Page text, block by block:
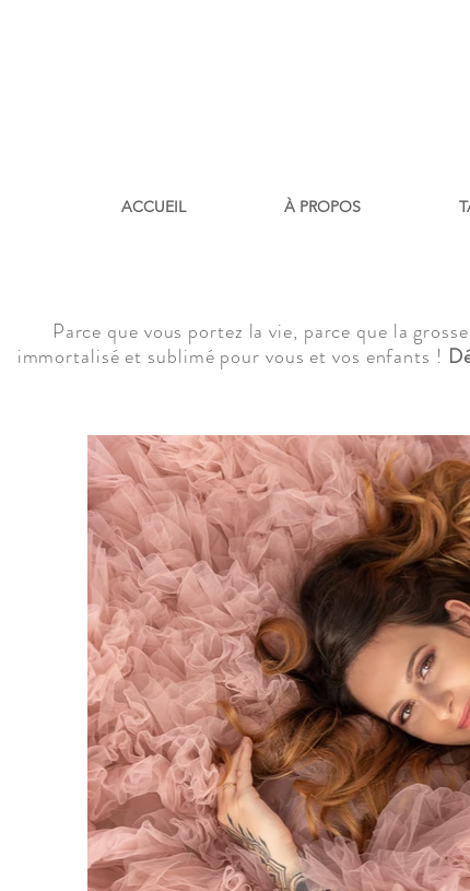
ACCUEIL À PROPOS
Parce que vous portez la vie, parce que la
immortalisé et sublimé pour vous et vos enfants !